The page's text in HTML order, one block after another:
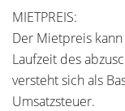
MIETPREIS:
Der Mietpreis
Laufzeit des
versteht sich als
Umsatzsteuer.